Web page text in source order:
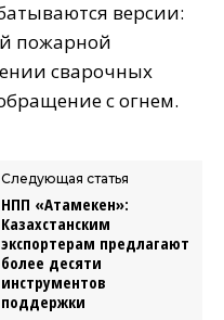
версии:
пожарной
сварочных
с огнем.
Следующая статья
НПП «Атамекен»:
Казахстанским
экспортерам предлагают
более десяти
инструментов
поддержки